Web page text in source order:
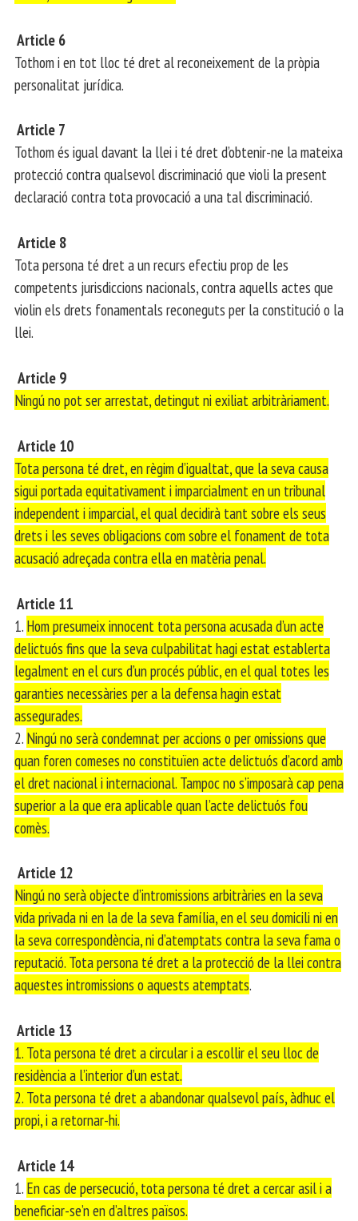
Article 6
Tothom i en tot lloc té dret al reconeixement de la pròpia
personalitat jurídica.
Article 7
Tothom és igual davant la llei i té dret d’obtenir-ne la mateixa
protecció contra qualsevol discriminació que violi la present
declaració contra tota provocació a una tal discriminació.
Article 8
Tota persona té dret a un recurs efectiu prop de les
competents jurisdiccions nacionals, contra aquells actes que
violin els drets fonamentals reconeguts per la constitució o la
llei.
Article 9
Ningú no pot ser arrestat, detingut ni exiliat arbitràriament.
Article 10
Tota persona té dret, en règim d’igualtat, que la seva causa
sigui portada equitativament i imparcialment en un tribunal
independent i imparcial, el qual decidirà tant sobre els seus
drets i les seves obligacions com sobre el fonament de tota
acusació adreçada contra ella en matèria penal.
Article 11
1. Hom presumeix innocent tota persona acusada d’un acte
delictuós fins que la seva culpabilitat hagi estat establerta
legalment en el curs d’un procés públic, en el qual totes les
garanties necessàries per a la defensa hagin estat
assegurades.
2. Ningú no serà condemnat per accions o per omissions que
quan foren comeses no constituïen acte delictuós d’acord amb
el dret nacional i internacional. Tampoc no s’imposarà cap pena
superior a la que era aplicable quan l’acte delictuós fou
comès.
Article 12
Ningú no serà objecte d’intromissions arbitràries en la seva
vida privada ni en la de la seva família, en el seu domicili ni en
la seva correspondència, ni d’atemptats contra la seva fama o
reputació. Tota persona té dret a la protecció de la llei contra
aquestes intromissions o aquests atemptats.
Article 13
1. Tota persona té dret a circular i a escollir el seu lloc de
residència a l’interior d’un estat.
2. Tota persona té dret a abandonar qualsevol país, àdhuc el
propi, i a retornar-hi.
Article 14
1. En cas de persecució, tota persona té dret a cercar asil i a
beneficiar-se’n en d’altres països.